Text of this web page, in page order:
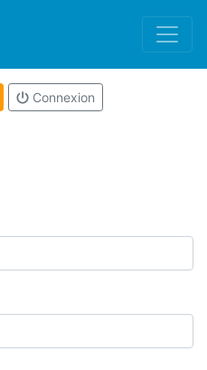
Connexion